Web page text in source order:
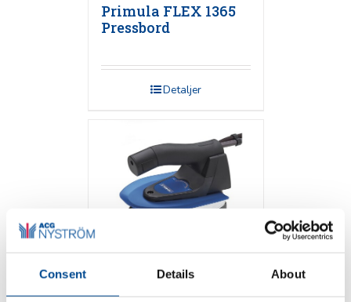
Consent Details About
Primula FLEX 1365
Pressbord
Detaljer
Primula
Högtrycksjärn